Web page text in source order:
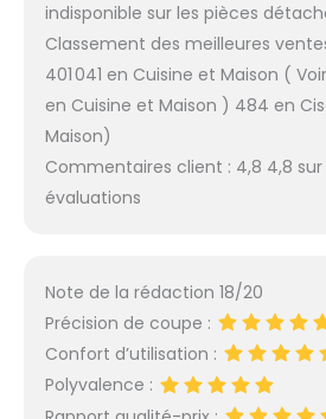
indisponible sur les pièces
Classement des meilleures
401 041 en Cuisine et Maison (
en Cuisine et Maison ) 484 en
Maison)
Commentaires client : 4,8 4,8
évaluations
Note de la rédaction 18/20
Précision de coupe :
Confort d’utilisation :
Polyvalence :